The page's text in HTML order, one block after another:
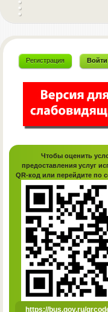
Регистрация Войти
Чтобы оценить
предоставления услуг
QR-код или перейдите по
https://bus.gov.ru/